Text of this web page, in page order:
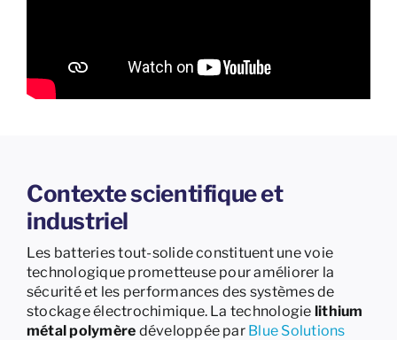
Contexte scientifique et
industriel
Les batteries tout-solide constituent une voie
technologique prometteuse pour améliorer la
sécurité et les performances des systèmes de
stockage électrochimique. La technologie lithium
métal polymère développée par Blue Solutions